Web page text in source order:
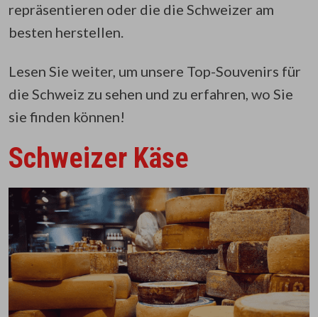
repräsentieren oder die die Schweizer am
besten herstellen.
Lesen Sie weiter, um unsere Top-Souvenirs für
die Schweiz zu sehen und zu erfahren, wo Sie
sie finden können!
Schweizer Käse